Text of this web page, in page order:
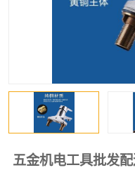
五金机电工具批发